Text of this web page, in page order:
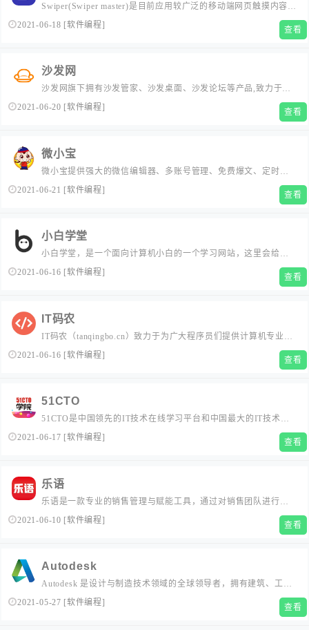
Swiper(Swiper master)是目前应用较广泛的移动端网页触摸内容滑
动js插件。 Swiper中文网提供Swiper在线演示、Swiper中文教
2021-06-18 [软件编程] 查看
沙发网
沙发网旗下拥有沙发管家、沙发桌面、沙发论坛等产品,致力于为
智能电视/盒子用户提供优志的TV应用,活跃的交流社区以及权威
的智能电视产品评测。让您客厅的智能电视或者电视盒子能够更
2021-06-20 [软件编程] 查看
微小宝
微小宝提供强大的微信编辑器、多账号管理、免费爆文、定时群
发、海量素材资源等，让您的公众号运营变得轻松高效，PC客户
端、在线版和IOS版公众号助手，功能永久免费，有数十万公众号
2021-06-21 [软件编程] 查看
小白学堂
小白学堂，是一个面向计算机小白的一个学习网站，这里会给大
家分享各种互联网上有趣的教程、资源和咨询。...
2021-06-16 [软件编程] 查看
IT码农
IT码农（tanqingbo.cn）致力于为广大程序员们提供计算机专业相
关的经验教程、学习资料和书籍，包括Java、C/C++、Python、
Linux、机器学习等学习干货、IT程序员常用软降工具分享、计算
2021-06-16 [软件编程] 查看
51CTO
51CTO是中国领先的IT技术在线学习平台和中国最大的IT技术社
区之一，以服务IT技术人员职业成长为己任，对中国数千万IT技
术人员拥有强大的影响力和服务能力。通过技术社区、技术博客
2021-06-17 [软件编程] 查看
乐语
乐语是一款专业的销售管理与赋能工具，通过对销售团队进行赋
能，对营销过程进行管控，来帮助企业提升业绩！...
2021-06-10 [软件编程] 查看
Autodesk
Autodesk 是设计与制造技术领域的全球领导者，拥有建筑、工
程、施工、设计、制造和娱乐等方面的专业知识。...
2021-05-27 [软件编程] 查看